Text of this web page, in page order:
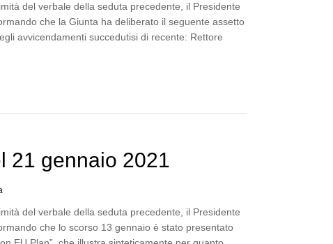
del verbale della seduta precedente, il Presidente
che la Giunta ha deliberato il seguente assetto
avvicendamenti succedutisi di recente: Rettore
21 gennaio 2021
del verbale della seduta precedente, il Presidente
che lo scorso 13 gennaio è stato presentato